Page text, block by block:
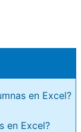
en Excel?
en Excel?